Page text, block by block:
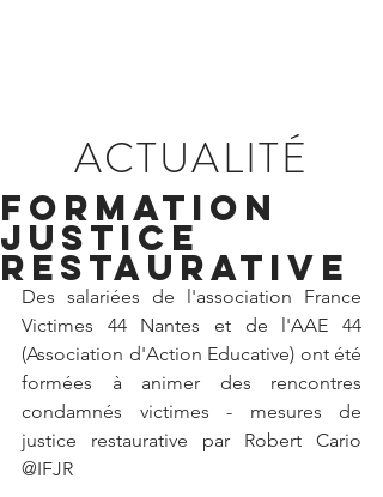
ACTUALITÉ
Formation
Justice
Restaurative
Des salariées de l'association France
Victimes 44 Nantes et de l'AAE 44
(Association d'Action Educative) ont été
formées à animer des rencontres
condamnés victimes - mesures de
justice restaurative par Robert Cario
@IFJR